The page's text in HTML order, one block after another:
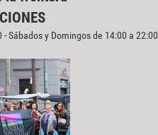
Sábados y Domingos de 14:00 a 22:00